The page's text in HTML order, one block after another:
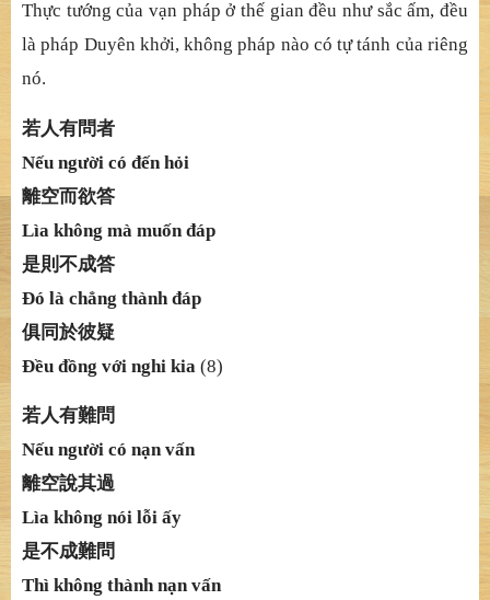
Thực tướng của vạn phápởthế gianđều như sắcấm,đều
là pháp Duyên khởi, không pháp nào có tựtánh của riêng
nó.
若人有問者
Nếu người có đến hỏi
離空而欲答
Lìa không mà muốn đáp
是則不成答
Đó là chẳng thành đáp
俱同於彼疑
Đều đồng với nghi kia (8)
若人有難問
Nếu người có nạn vấn
離空說其過
Lìa không nói lỗi ấy
是不成難問
Thì không thành nạn vấn